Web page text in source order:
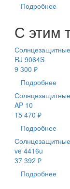
Подробнее
С этим
RJ 9064S
9 300 ₽
Подробнее
AP 10
15 470 ₽
Подробнее
ve 4416u
37 392 ₽
Подробнее